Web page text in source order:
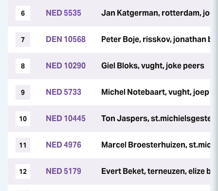
6 NED 5535 Jan Katgerman, rotterdam,
7 DEN 10568 Peter Boje, risskov, jonathan
8 NED 10290 Giel Bloks, vught, joke peers
9 NED 5733 Michel Notebaart, vught, joep
10 NED 10445 Ton Jaspers,
11 NED 4976 Marcel Broesterhuizen,
12 NED 5179 Evert Beket, terneuzen, elize